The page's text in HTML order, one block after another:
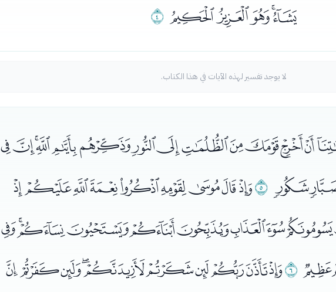
ﮦﮧﮨﮩﮪﮫ
لا يوجد تفسير لهذه الآيات في هذا الكتاب.
ﯣﭑﭒﭓﭔﭕﭖﭗﭘﭙ
ﭬﭭﭮﭯﭰﭱﭲﭳﭴﭵﭶ